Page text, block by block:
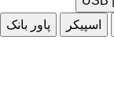
اسپیکر
پاور بانک